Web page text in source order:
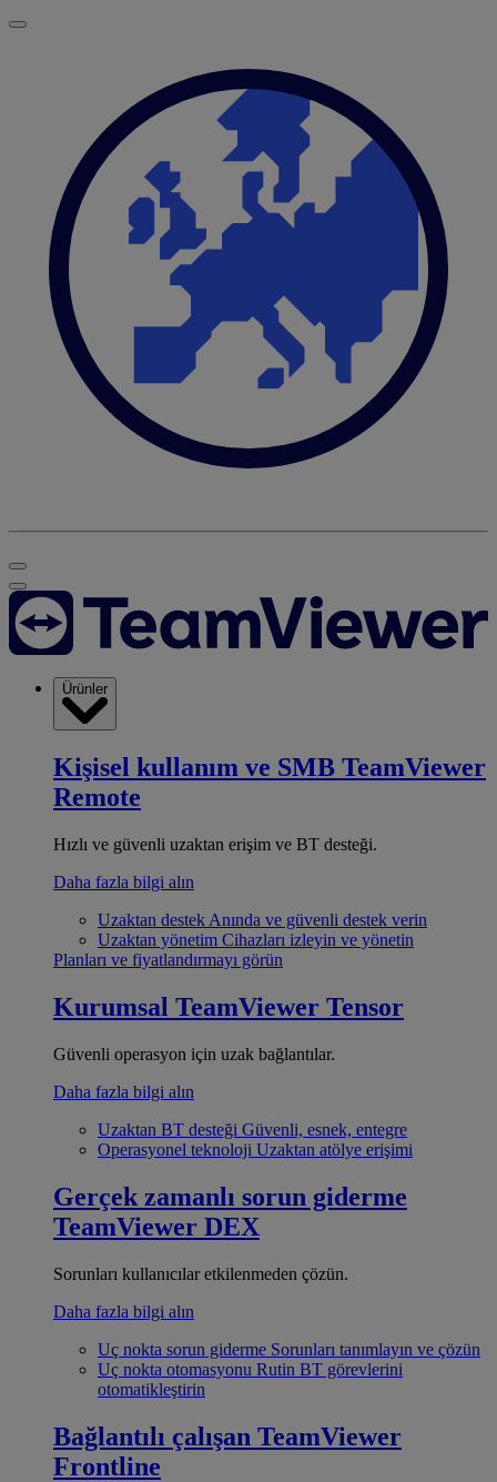
Ürünler
Kişisel kullanım ve SMB TeamViewer
Remote
Hızlı ve güvenli uzaktan erişim ve BT desteği.
Daha fazla bilgi alın
Uzaktan destek Anında ve güvenli destek verin
Uzaktan yönetim Cihazları izleyin ve yönetin
Planları ve fiyatlandırmayı görün
Kurumsal TeamViewer Tensor
Güvenli operasyon için uzak bağlantılar.
Daha fazla bilgi alın
Uzaktan BT desteği Güvenli, esnek, entegre
Operasyonel teknoloji Uzaktan atölye erişimi
Gerçek zamanlı sorun giderme
TeamViewer DEX
Sorunları kullanıcılar etkilenmeden çözün.
Daha fazla bilgi alın
Uç nokta sorun giderme Sorunları tanımlayın ve çözün
Uç nokta otomasyonu Rutin BT görevlerini
otomatikleştirin
Bağlantılı çalışan TeamViewer
Frontline